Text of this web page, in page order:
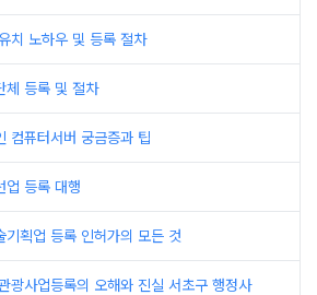
치 노하우 및 등록 절차
체 등록 및 절차
컴퓨터서버 궁금증과 팁
업 등록 대행
기획업 등록 인허가의 모든 것
광사업등록의 오해와 진실 서초구 행정사